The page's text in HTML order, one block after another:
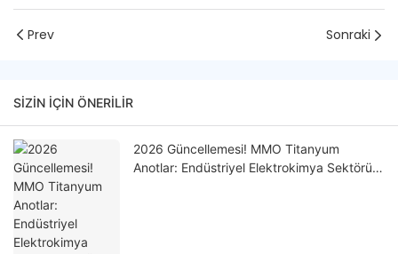
Prev Sonraki
SIZIN IÇIN ÖNERILIR
2026 Güncellemesi! MMO Titanyum
Anotlar: Endüstriyel Elektrokimya Sektörü